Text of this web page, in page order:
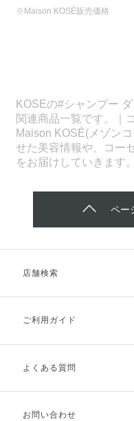
※Maison KOSÉ販売価格
KOSEの#シャンプー
関連商品一覧です。｜
Maison KOSÉ(メゾン
せた美容情報や、コー
をお届けしていきます。
ペー
店舗検索
ご利用ガイド
ご利用ガイドトップ
お支払方法
よくある質問
お問い合わせ